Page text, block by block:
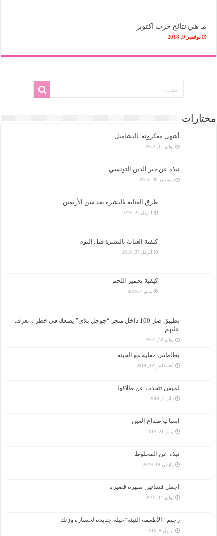
ما هي نتائج حرب اكتوبر
نوفمبر 9, 2018
مختارات
أشهى معكرونة بالبشاميل
يوليو 11, 2018
نبذه عن خير الدين التونسي
ديسمبر 30, 2018
طرق العناية بالبشرة بعد سن الأربعين
أبريل 27, 2019
كيفية العناية بالبشرة قبل النوم
أبريل 27, 2019
كيفية تحمير اللحم
مايو 4, 2019
تطبيق ضار 100 داخل متجر “جوجل بلاي” يضعك في خطر .. تعرف
عليهم
يوليو 30, 2018
بطاطس مقلية مع الجبنة
أغسطس 12, 2018
لميس تتحدث عن طلاقها
مايو 7, 2018
اسباب صداع العين
يناير 21, 2019
نبذه عن المخلوط
مارس 19, 2019
اجمل فساتين سهرة قصيرة
يوليو 11, 2018
رجيم “الأطعمة النيئة”حيلة جديدة لخسارة وزنك
أبريل 8, 2018